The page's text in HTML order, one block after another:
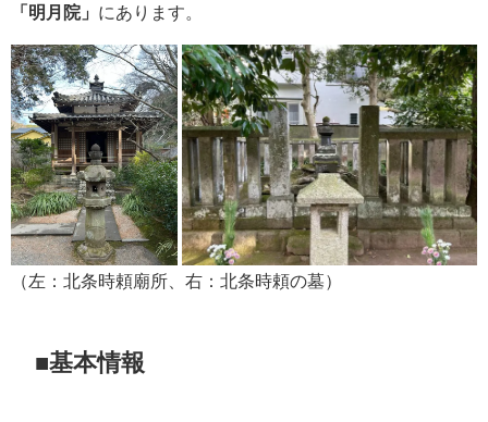
「明月院」 にあります。
（左：北条時頼廟所、右：北条時頼の墓）
■基本情報